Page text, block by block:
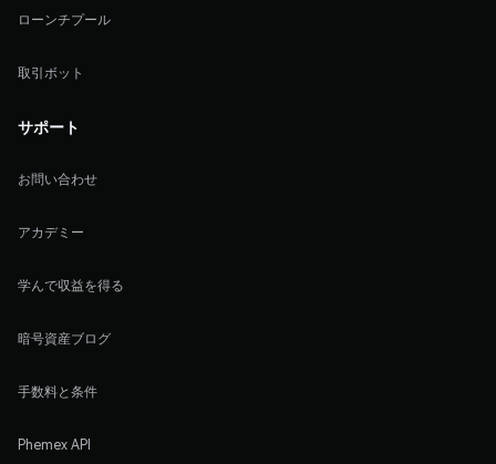
ローンチプール
取引ボット
サポート
お問い合わせ
アカデミー
学んで収益を得る
暗号資産ブログ
手数料と条件
Phemex API